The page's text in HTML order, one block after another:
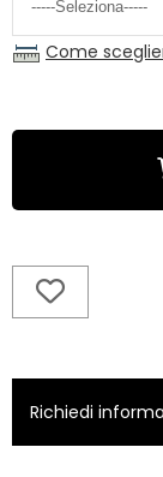
Come
Richiedi